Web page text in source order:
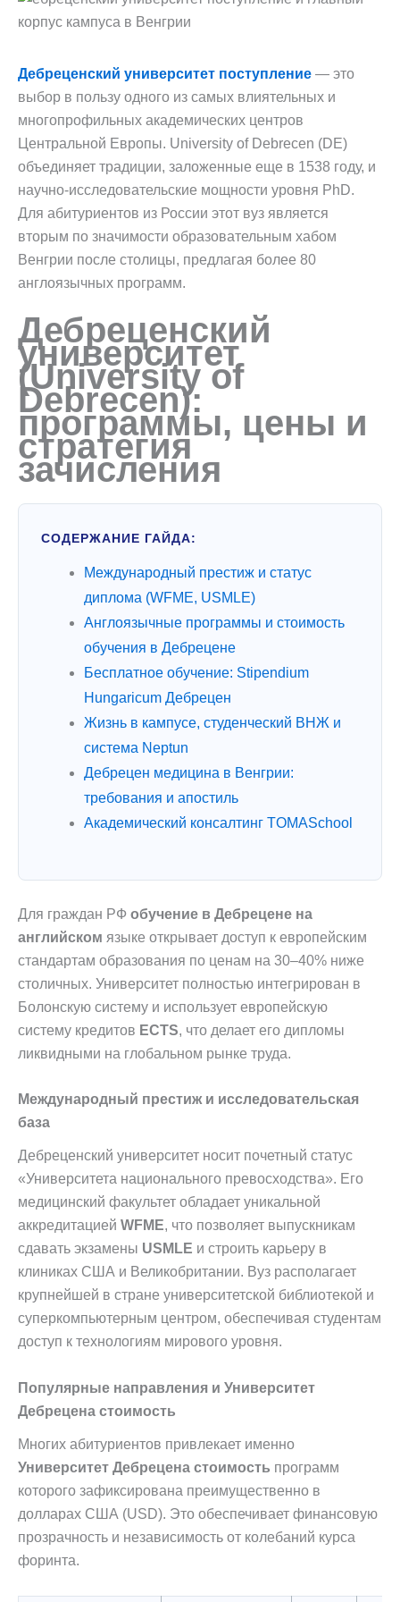
Дебреценский университет поступление — это
выбор в пользу одного из самых влиятельных и
многопрофильных академических центров
Центральной Европы. University of Debrecen (DE)
объединяет традиции, заложенные еще в 1538 году, и
научно-исследовательские мощности уровня PhD.
Для абитуриентов из России этот вуз является
вторым по значимости образовательным хабом
Венгрии после столицы, предлагая более 80
англоязычных программ.
Дебреценский
университет
(University of
Debrecen):
программы, цены и
стратегия
зачисления
СОДЕРЖАНИЕ ГАЙДА:
Международный престиж и статус
диплома (WFME, USMLE)
Англоязычные программы и стоимость
обучения в Дебрецене
Бесплатное обучение: Stipendium
Hungaricum Дебрецен
Жизнь в кампусе, студенческий ВНЖ и
система Neptun
Дебрецен медицина в Венгрии:
требования и апостиль
Академический консалтинг TOMASchool
Для граждан РФ обучение в Дебрецене на
английском языке открывает доступ к европейским
стандартам образования по ценам на 30–40% ниже
столичных. Университет полностью интегрирован в
Болонскую систему и использует европейскую
систему кредитов ECTS, что делает его дипломы
ликвидными на глобальном рынке труда.
Международный престиж и исследовательская
база
Дебреценский университет носит почетный статус
«Университета национального превосходства». Его
медицинский факультет обладает уникальной
аккредитацией WFME, что позволяет выпускникам
сдавать экзамены USMLE и строить карьеру в
клиниках США и Великобритании. Вуз располагает
крупнейшей в стране университетской библиотекой и
суперкомпьютерным центром, обеспечивая студентам
доступ к технологиям мирового уровня.
Популярные направления и Университет
Дебрецена стоимость
Многих абитуриентов привлекает именно
Университет Дебрецена стоимость программ
которого зафиксирована преимущественно в
долларах США (USD). Это обеспечивает финансовую
прозрачность и независимость от колебаний курса
форинта.